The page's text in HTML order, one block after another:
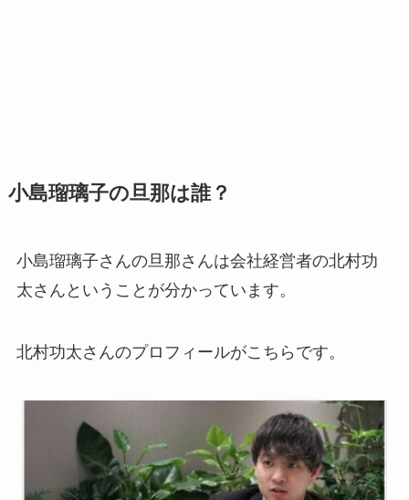
小島瑠璃子の旦那は誰？
小島瑠璃子さんの旦那さんは会社経営者の北村功
太さんということが分かっています。
北村功太さんのプロフィールがこちらです。